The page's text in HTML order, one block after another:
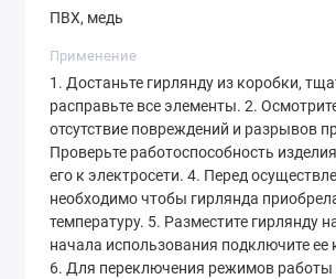
ПВХ, медь
Применение
1. Достаньте гирлянду из коробки,
расправьте все элементы. 2.
отсутствие повреждений и разрывов
Проверьте работоспособность
его к электросети. 4. Перед
необходимо чтобы гирлянда
температуру. 5. Разместите гирлянду
начала использования подключите ее
6. Для переключения режимов работы